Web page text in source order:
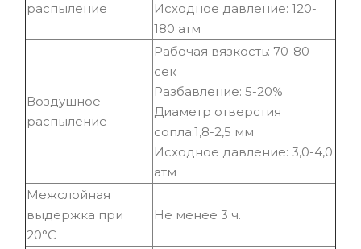
распыление
Исходное давление: 120-
180 атм
Воздушное
распыление
Рабочая вязкость: 70-80
сек
Разбавление: 5-20%
Диаметр отверстия
сопла:1,8-2,5 мм
Исходное давление: 3,0-4,0
атм
Межслойная
выдержка при
20°С
Не менее 3 ч.